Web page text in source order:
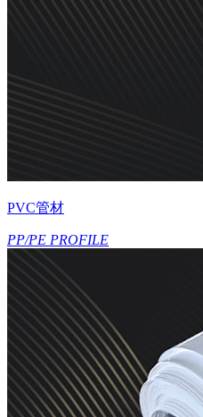
PVC管材
PP/PE PROFILE